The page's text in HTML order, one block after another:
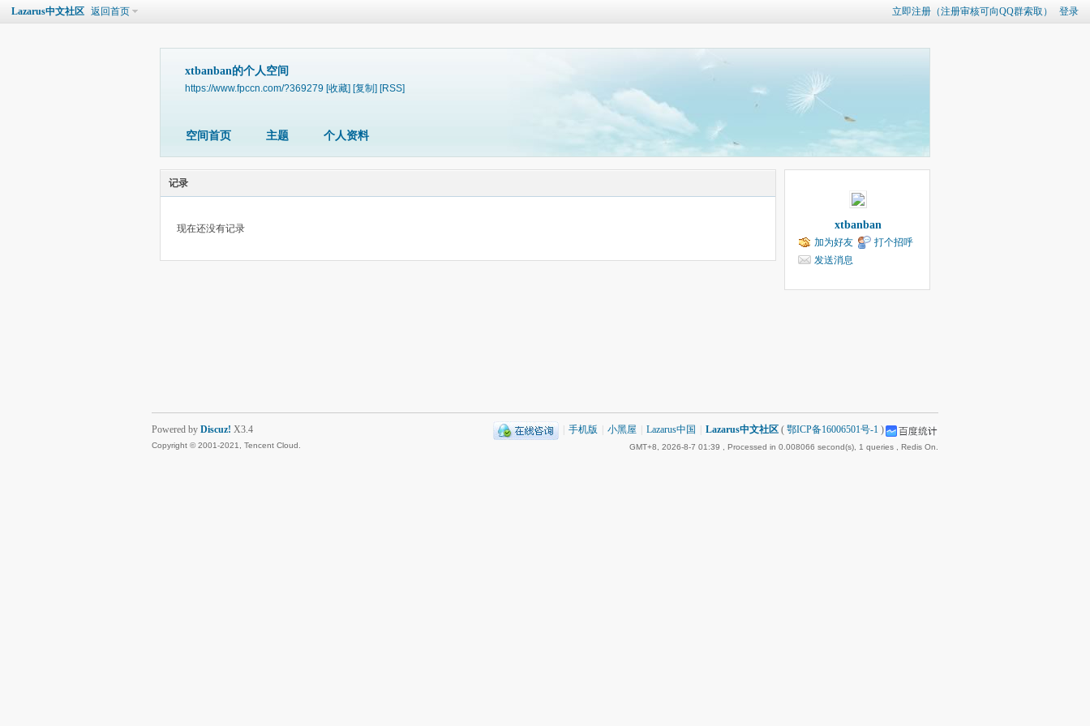
立即注册（注册审核可向QQ群索取） 登录
Lazarus中文社区 返回首页
xtbanban的个人空间
https://www.fpccn.com/?369279 [收藏] [复制] [RSS]
空间首页 主题 个人资料
记录
现在还没有记录 xtbanban
加为好友
打个招呼
发送消息
手机版 小黑屋 Lazarus中国 Lazarus中文社区 ( 鄂ICP备16006501号-1 )
GMT+8, 2026-8-7 01:39 , Processed in 0.008066 second(s), 1 queries , Redis On.
Powered by Discuz! X3.4
Copyright © 2001-2021, Tencent Cloud.